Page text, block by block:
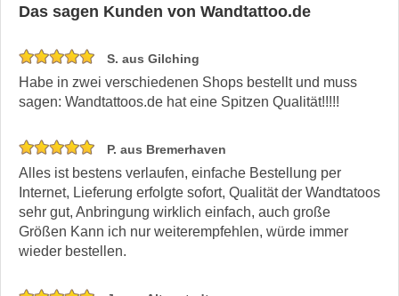
Das sagen Kunden von Wandtattoo.de
S. aus Gilching
Habe in zwei verschiedenen Shops bestellt und muss
sagen: Wandtattoos.de hat eine Spitzen Qualität!!!!!
P. aus Bremerhaven
Alles ist bestens verlaufen, einfache Bestellung per
Internet, Lieferung erfolgte sofort, Qualität der Wandtatoos
sehr gut, Anbringung wirklich einfach, auch große
Größen Kann ich nur weiterempfehlen, würde immer
wieder bestellen.